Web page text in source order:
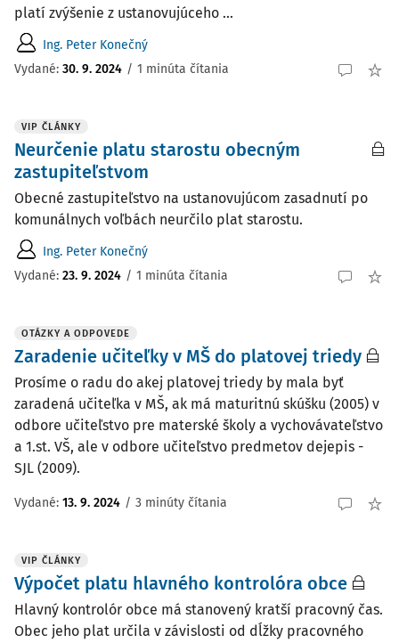
platí zvýšenie z ustanovujúceho ...
Ing. Peter Konečný
Vydané: 30. 9. 2024 / 1 minúta čítania
VIP ČLÁNKY
Neurčenie platu starostu obecným
zastupiteľstvom
Obecné zastupiteľstvo na ustanovujúcom zasadnutí po
komunálnych voľbách neurčilo plat starostu.
Ing. Peter Konečný
Vydané: 23. 9. 2024 / 1 minúta čítania
OTÁZKY A ODPOVEDE
Zaradenie učiteľky v MŠ do platovej triedy
Prosíme o radu do akej platovej triedy by mala byť
zaradená učiteľka v MŠ, ak má maturitnú skúšku (2005) v
odbore učiteľstvo pre materské školy a vychovávateľstvo
a 1.st. VŠ, ale v odbore učiteľstvo predmetov dejepis -
SJL (2009).
Vydané: 13. 9. 2024 / 3 minúty čítania
VIP ČLÁNKY
Výpočet platu hlavného kontrolóra obce
Hlavný kontrolór obce má stanovený kratší pracovný čas.
Obec jeho plat určila v závislosti od dĺžky pracovného